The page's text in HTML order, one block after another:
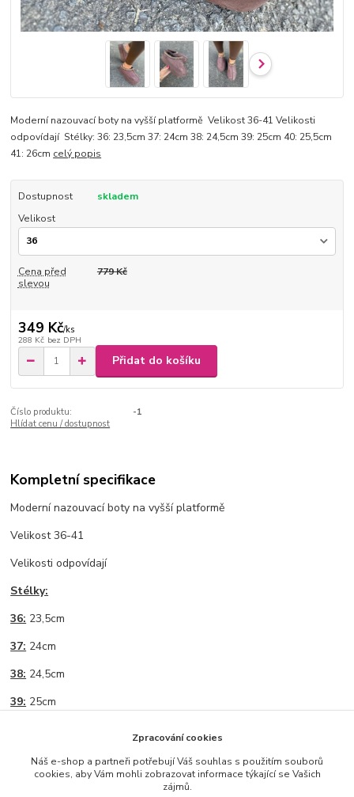
Moderní nazouvací boty na vyšší platformě Velikost 36-41 Velikosti
odpovídají Stélky: 36: 23,5cm 37: 24cm 38: 24,5cm 39: 25cm 40: 25,5cm
41: 26cm celý popis
Dostupnost
skladem
Velikost
Cena před
slevou
779 Kč
349 Kč/ks
288 Kč bez DPH
Přidat do košíku
Číslo produktu:
-1
Hlídat cenu / dostupnost
Kompletní specifikace
Moderní nazouvací boty na vyšší platformě
Velikost 36-41
Velikosti odpovídají
Stélky:
36: 23,5cm
37: 24cm
38: 24,5cm
39: 25cm
26cm
Zpracování cookies
Náš e-shop a partneři potřebují Váš souhlas s použitím souborů
cookies, aby Vám mohli zobrazovat informace týkající se Vašich
zájmů.